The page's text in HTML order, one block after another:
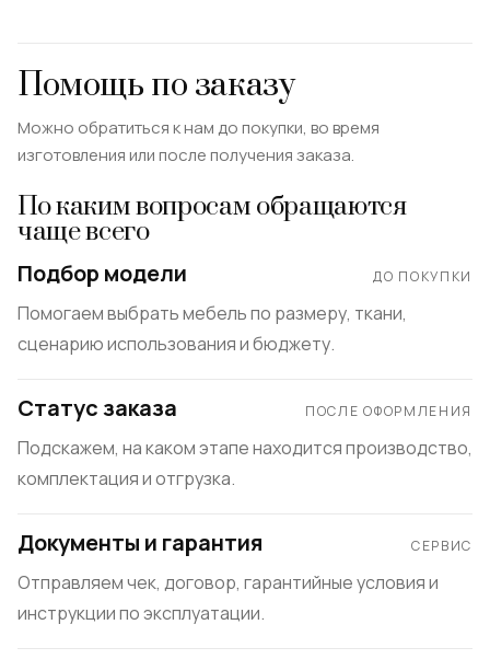
Помощь по заказу
Можно обратиться к нам до покупки, во время
изготовления или после получения заказа.
По каким вопросам обращаются
чаще всего
Подбор модели ДО ПОКУПКИ
Помогаем выбрать мебель по размеру, ткани,
сценарию использования и бюджету.
Статус заказа ПОСЛЕ ОФОРМЛЕНИЯ
Подскажем, на каком этапе находится производство,
комплектация и отгрузка.
Документы и гарантия СЕРВИС
Отправляем чек, договор, гарантийные условия и
инструкции по эксплуатации.